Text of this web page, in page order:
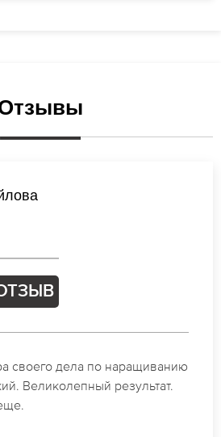
Заказывала наращивание
для мероприятия. За 2 часа